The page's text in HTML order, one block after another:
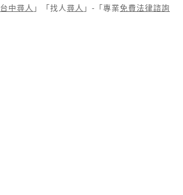
台中尋人 」「找人尋人 」-「專業免費法律諮詢